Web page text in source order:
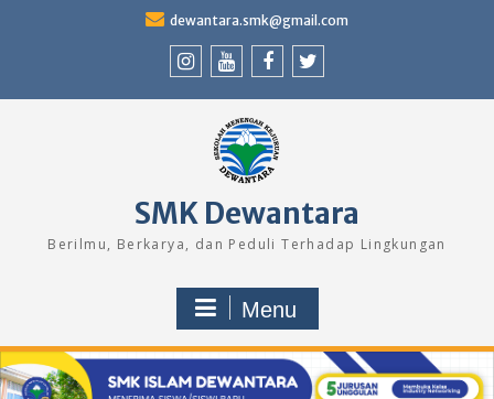
dewantara.smk@gmail.com
SMK Dewantara
Berilmu, Berkarya, dan Peduli Terhadap Lingkungan
Menu